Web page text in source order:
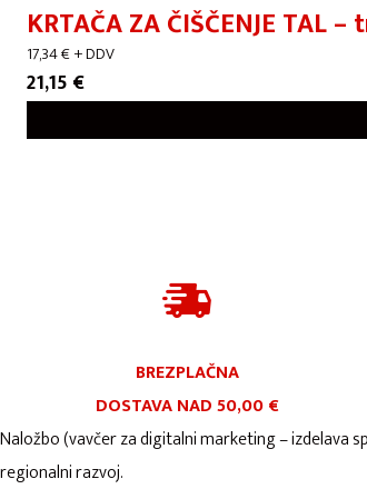
KRTAČA ZA ČIŠČENJE TAL
17,34€+ DDV
21,15 €
BREZPLAČNA
DOSTAVA NAD 50,00 €
Naložbo (vavčer za digitalni marketing – izdelava
regionalni razvoj.